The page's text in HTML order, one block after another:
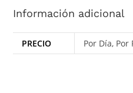
Información adicional
PRECIO Por Día, Por